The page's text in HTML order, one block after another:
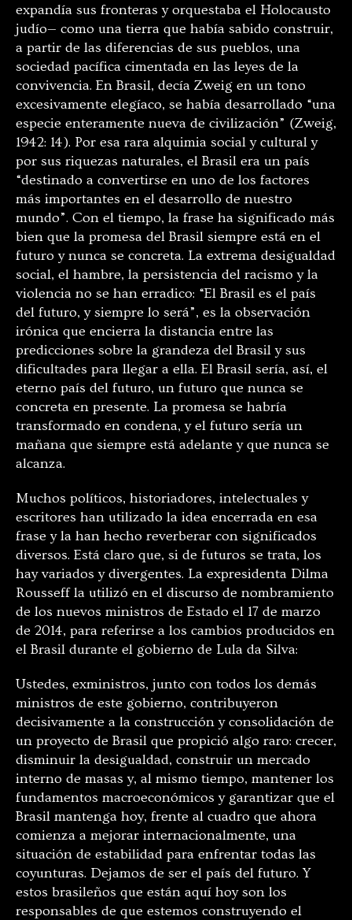
expandía sus fronteras y orquestaba el Holocausto
judío— como una tierra que había sabido construir,
a partir de las diferencias de sus pueblos, una
sociedad pacífica cimentada en las leyes de la
convivencia. En Brasil, decía Zweig en un tono
excesivamente elegíaco, se había desarrollado “una
especie enteramente nueva de civilización” (Zweig,
1942: 14). Por esa rara alquimia social y cultural y
por sus riquezas naturales, el Brasil era un país
“destinado a convertirse en uno de los factores
más importantes en el desarrollo de nuestro
mundo”. Con el tiempo, la frase ha significado más
bien que la promesa del Brasil siempre está en el
futuro y nunca se concreta. La extrema desigualdad
social, el hambre, la persistencia del racismo y la
violencia no se han erradico: “El Brasil es el país
del futuro, y siempre lo será”, es la observación
irónica que encierra la distancia entre las
predicciones sobre la grandeza del Brasil y sus
dificultades para llegar a ella. El Brasil sería, así, el
eterno país del futuro, un futuro que nunca se
concreta en presente. La promesa se habría
transformado en condena, y el futuro sería un
mañana que siempre está adelante y que nunca se
alcanza.
Muchos políticos, historiadores, intelectuales y
escritores han utilizado la idea encerrada en esa
frase y la han hecho reverberar con significados
diversos. Está claro que, si de futuros se trata, los
hay variados y divergentes. La expresidenta Dilma
Rousseff la utilizó en el discurso de nombramiento
de los nuevos ministros de Estado el 17 de marzo
de 2014, para referirse a los cambios producidos en
el Brasil durante el gobierno de Lula da Silva:
Ustedes, exministros, junto con todos los demás
ministros de este gobierno, contribuyeron
decisivamente a la construcción y consolidación de
un proyecto de Brasil que propició algo raro: crecer,
disminuir la desigualdad, construir un mercado
interno de masas y, al mismo tiempo, mantener los
fundamentos macroeconómicos y garantizar que el
Brasil mantenga hoy, frente al cuadro que ahora
comienza a mejorar internacionalmente, una
situación de estabilidad para enfrentar todas las
coyunturas. Dejamos de ser el país del futuro. Y
estos brasileños que están aquí hoy son los
responsables de que estemos construyendo el